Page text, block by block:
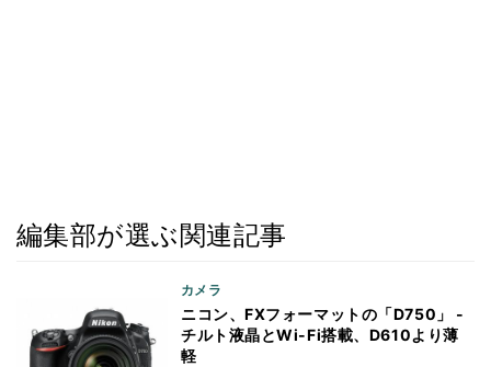
編集部が選ぶ関連記事
カメラ
ニコン、FXフォーマットの「D750」 -
チルト液晶とWi-Fi搭載、D610より薄
軽